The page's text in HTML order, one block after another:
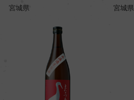
宮城県 宮城県